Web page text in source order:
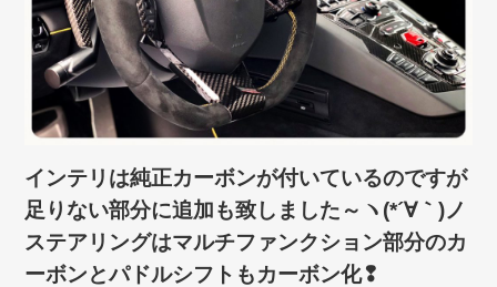
インテリは純正カーボンが付いているのですが
足りない部分に追加も致しました～ヽ(*´∀｀)ノ
ステアリングはマルチファンクション部分のカ
ーボンとパドルシフトもカーボン化❢